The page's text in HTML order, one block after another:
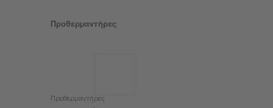
Προθερμαντήρες
Προθερμαντήρες